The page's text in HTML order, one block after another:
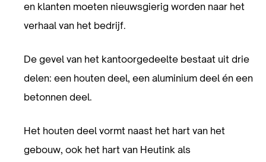
en klanten moeten nieuwsgierig worden naar het
verhaal van het bedrijf.
De gevel van het kantoorgedeelte bestaat uit drie
delen: een houten deel, een aluminium deel én een
betonnen deel.
Het houten deel vormt naast het hart van het
gebouw, ook het hart van Heutink als